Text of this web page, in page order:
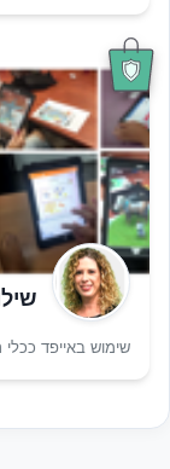
שימוש באייפד